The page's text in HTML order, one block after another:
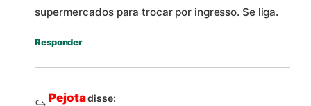
supermercados para trocar por ingresso. Se liga.
Responder
Pejotadisse: